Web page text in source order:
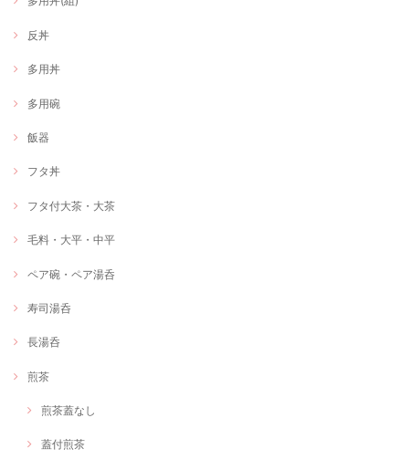
反丼
多用丼
多用碗
飯器
フタ丼
フタ付大茶・大茶
毛料・大平・中平
ペア碗・ペア湯呑
寿司湯呑
長湯呑
煎茶
煎茶蓋なし
蓋付煎茶